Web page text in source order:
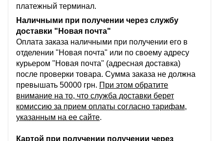
платежный терминал.
Наличными при получении через службу
доставки "Новая почта"
Оплата заказа наличными при получении его в
отделении "Новая почта" или по своему адресу
курьером "Новая почта" (адресная доставка)
после проверки товара. Сумма заказа не должна
превышать 50000 грн. При этом обратите
внимание на то, что служба доставки берет
комиссию за прием оплаты согласно тарифам,
указанным на ее сайте.
Картой при получении получении через